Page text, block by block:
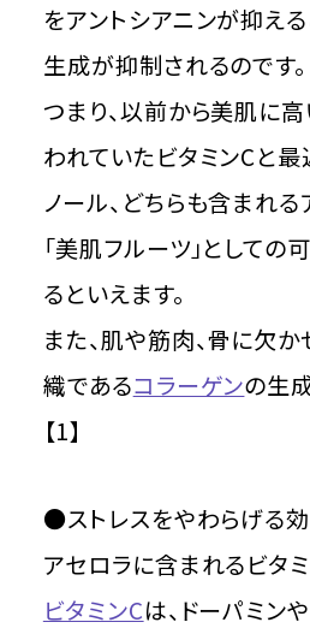
をアントシアニンが抑える
生成が抑制されるのです。
つまり、以前から美肌に
われていたビタミンCと
ノール、どちらも含まれ
「美肌フルーツ」として
るといえます。
また、肌や筋肉、骨に欠
織であるコラーゲンの生
【1】
●ストレスをやわらげる
アセロラに含まれるビタ
ビタミンCは、ドーパミン